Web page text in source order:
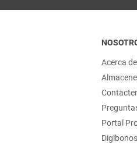
Acerca
Portal
Digibonos